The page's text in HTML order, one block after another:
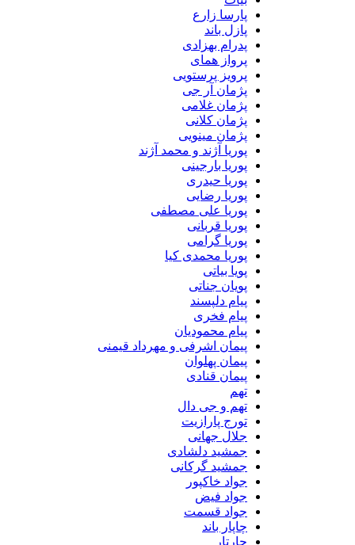
پارسا زارع
پازل باند
پدرام بهزادی
پرواز همای
پرویز پرستویی
پژمان آر جی
پژمان غلامی
پژمان کلانی
پژمان مینویی
پوریا آژند و محمد آژند
پوریا بارجینی
پوریا حیدری
پوریا رضایی
پوریا علی مصطفی
پوریا قربانی
پوریا گرامی
پوریا محمدی کیا
پویا بیاتی
پویان جناتی
پیام دلپسند
پیام فخری
پیام محمودیان
پیمان اشرفی و مهرداد قیمنی
پیمان پهلوان
پیمان قنادی
تهم و جی دال
تورج پارازیت
جلال جهانی
جمشید دلشادی
جمشید گرکانی
جواد خاکپور
جواد فیض
جواد قسمت
چاپار باند